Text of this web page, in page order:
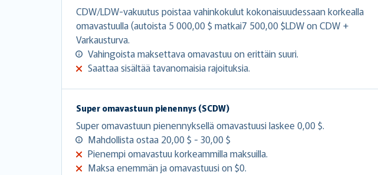
CDW/LDW-vakuutus poistaa vahinkokulut kokonaisuudessaan korkealla
omavastuulla (autoista 5 000,00 $ matkai7 500,00 $LDW on CDW +
Varkausturva.
Vahingoista maksettava omavastuu on erittäin suuri.
Saattaa sisältää tavanomaisia rajoituksia.
Super omavastuun pienennys (SCDW)
Super omavastuun pienennyksellä omavastuusi laskee 0,00 $.
Mahdollista ostaa 20,00 $ - 30,00 $
Pienempi omavastuu korkeammilla maksuilla.
Maksa enemmän ja omavastuusi on $0.